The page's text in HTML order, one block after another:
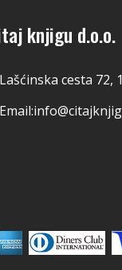
knjigu d.o.o.
Lašćinska cesta 72,
Email: